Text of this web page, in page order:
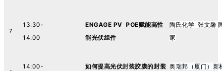
7
13:30-
14:00
ENGAGE PV POE赋能高性
能光伏组件
陶氏化学 张文馨
家
14:00-
如何提高光伏封装胶膜的封装 奥瑞邦（厦门）